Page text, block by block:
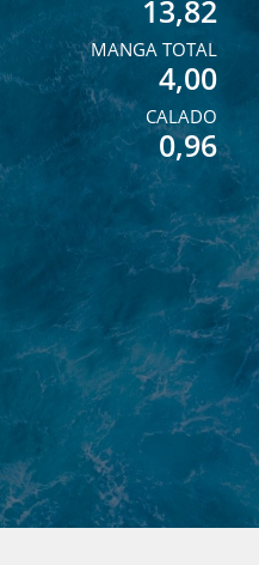
13,82
MANGA TOTAL
4,00
CALADO
0,96